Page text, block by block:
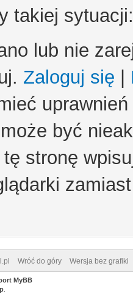
takiej sytuacji:
lub nie
Zaloguj się
być
stronę
Wróć do góry Wersja bez grafiki
MyBB